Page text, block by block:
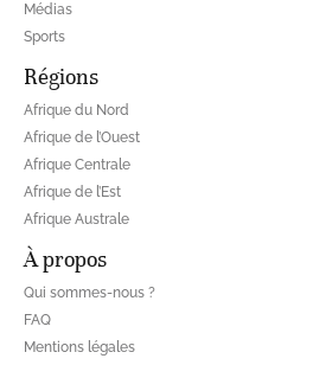
Médias
Sports
Régions
Afrique du Nord
Afrique de l’Ouest
Afrique Centrale
Afrique de l’Est
Afrique Australe
À propos
Qui sommes-nous ?
FAQ
Mentions légales